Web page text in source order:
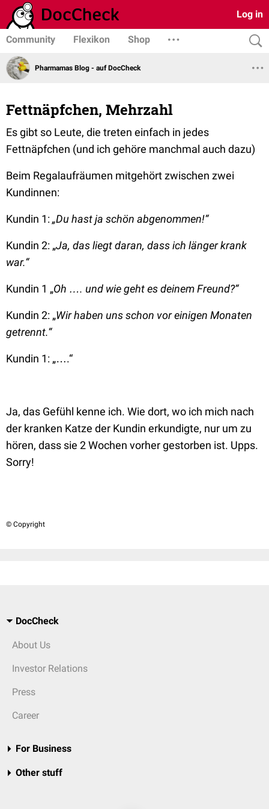
Log in
Community Flexikon Shop
Pharmamas Blog - auf DocCheck
Fettnäpfchen, Mehrzahl
Es gibt so Leute, die treten einfach in jedes
Fettnäpfchen (und ich gehöre manchmal auch dazu)
Beim Regalaufräumen mitgehört zwischen zwei
Kundinnen:
Kundin 1:„Du hast ja schön abgenommen!“
Kundin 2: „Ja, das liegt daran, dass ich länger krank
war.“
Kundin 1 „Oh …. und wie geht es deinem Freund?“
Kundin 2: „Wir haben uns schon vor einigen Monaten
getrennt.“
Kundin 1: „….“
Ja, das Gefühl kenne ich. Wie dort, wo ich mich nach
der kranken Katze der Kundin erkundigte, nur um zu
hören, dass sie 2 Wochen vorher gestorben ist. Upps.
Sorry!
© Copyright
DocCheck
About Us
Investor Relations
Press
Career
For Business
Other stuff